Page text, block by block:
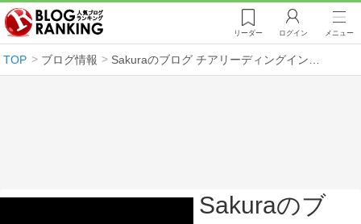
リーダー ログイン メニュー
TOP ブログ情報 Sakuraのブログ チアリーディングインストラクターコーチ
Sakuraのブ